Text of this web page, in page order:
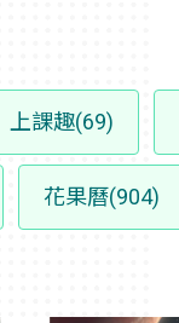
上課趣(69)
花果曆(904)